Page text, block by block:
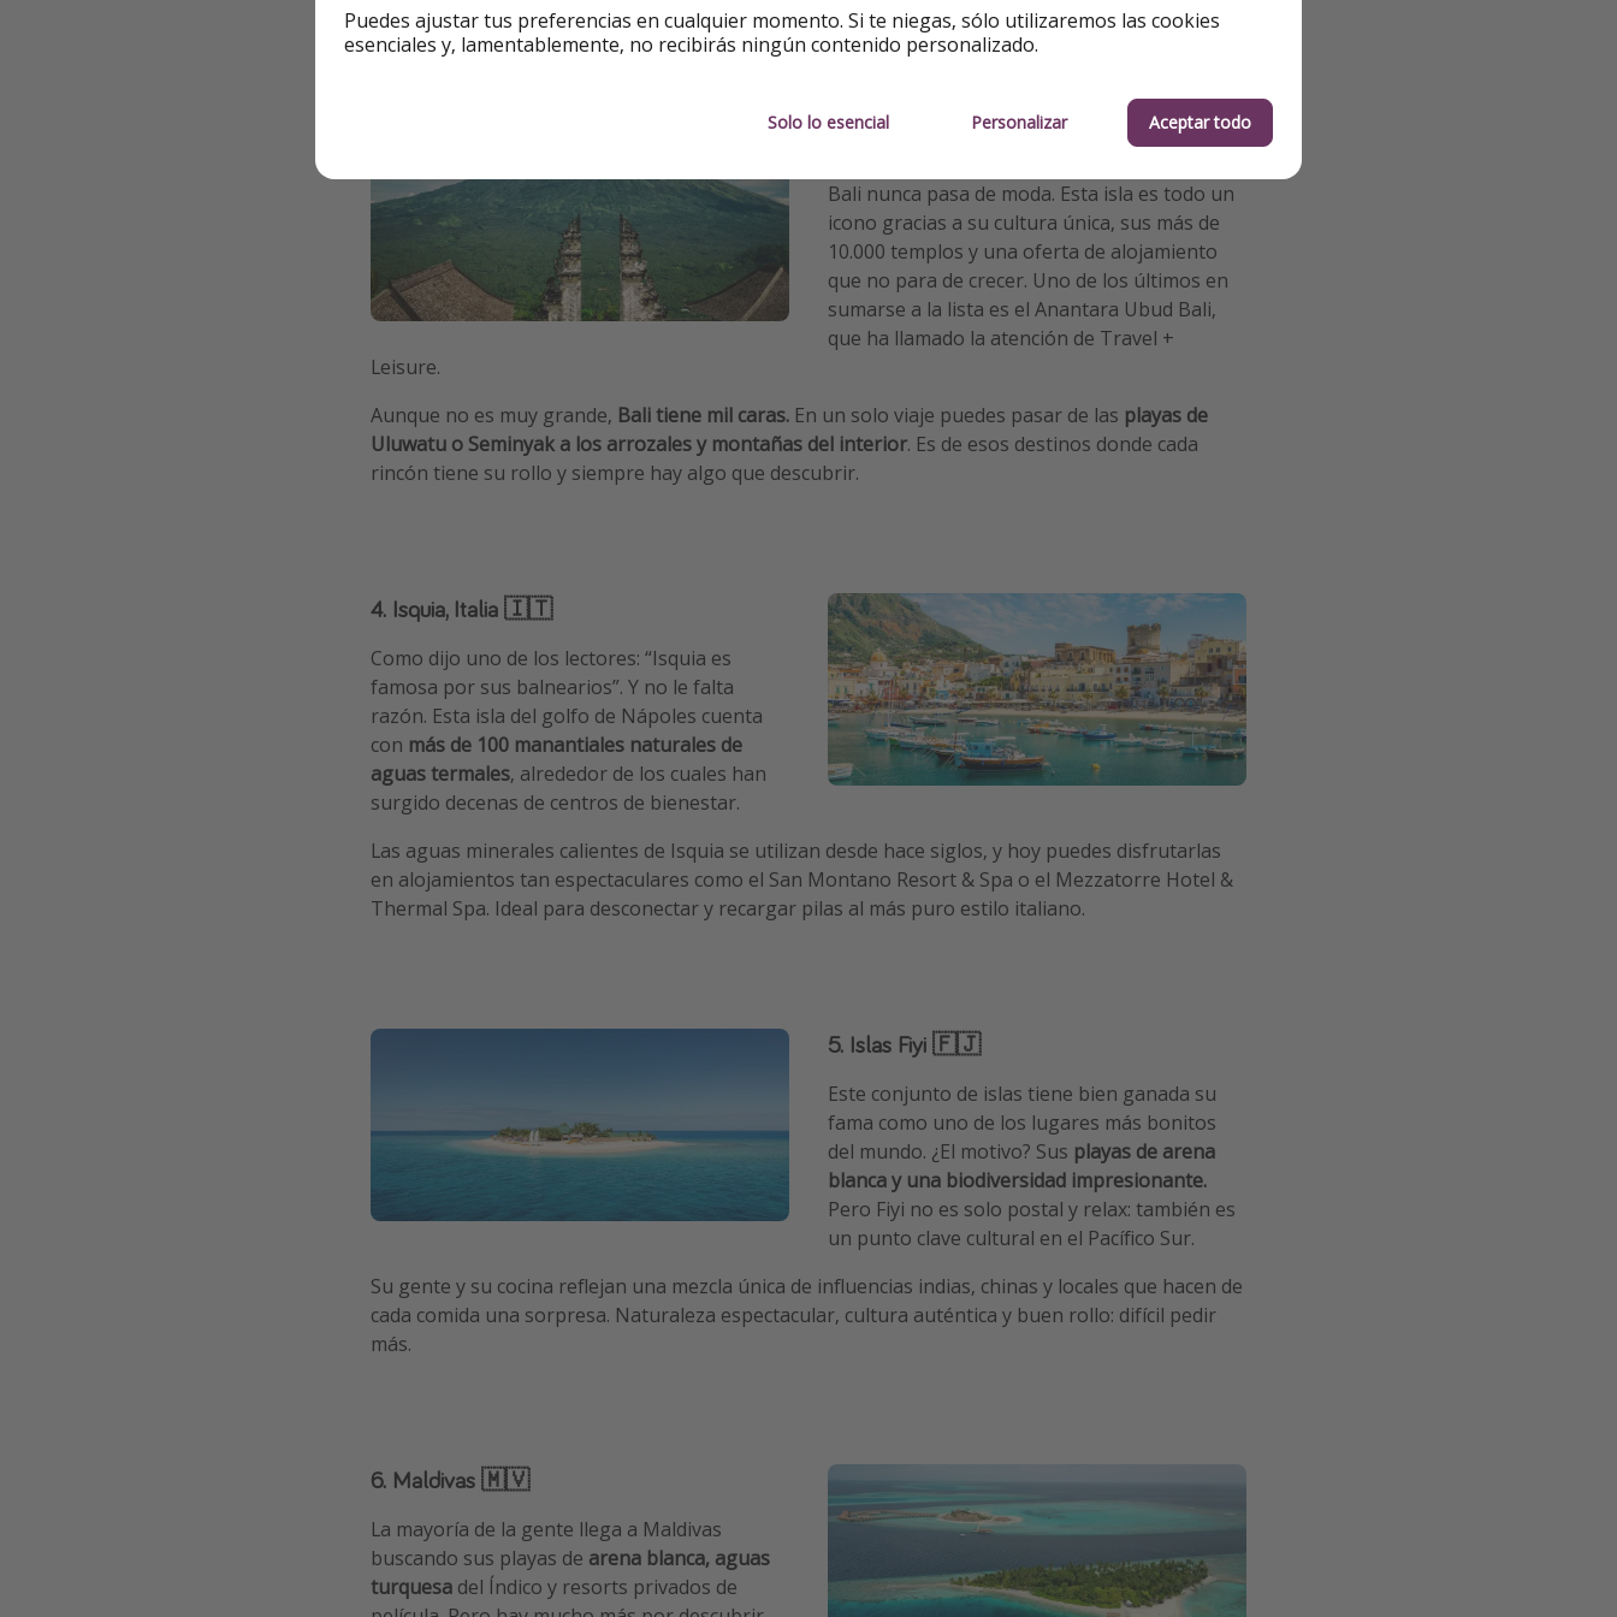
paisajes que parecen de otro planeta… ¡una pasada para los más aventureros!
Bali nunca pasa de moda. Esta isla es todo un
icono gracias a su cultura única, sus más de
10.000 templos y una oferta de alojamiento
que no para de crecer. Uno de los últimos en
sumarse a la lista es el Anantara Ubud Bali,
que ha llamado la atención de Travel +
Leisure.
Aunque no es muy grande, Bali tiene mil caras. En un solo viaje puedes pasar de las playas de
Uluwatu o Seminyak a los arrozales y montañas del interior. Es de esos destinos donde cada
rincón tiene su rollo y siempre hay algo que descubrir.
4. Isquia, Italia 🇮🇹
Como dijo uno de los lectores: “Isquia es
famosa por sus balnearios”. Y no le falta
razón. Esta isla del golfo de Nápoles cuenta
con más de 100 manantiales naturales de
aguas termales, alrededor de los cuales han
surgido decenas de centros de bienestar.
Las aguas minerales calientes de Isquia se utilizan desde hace siglos, y hoy puedes disfrutarlas
en alojamientos tan espectaculares como el San Montano Resort & Spa o el Mezzatorre Hotel &
Thermal Spa. Ideal para desconectar y recargar pilas al más puro estilo italiano.
5. Islas Fiyi 🇫🇯
Este conjunto de islas tiene bien ganada su
fama como uno de los lugares más bonitos
del mundo. ¿El motivo? Sus playas de arena
blanca y una biodiversidad impresionante.
Pero Fiyi no es solo postal y relax: también es
un punto clave cultural en el Pacífico Sur.
Su gente y su cocina reflejan una mezcla única de influencias indias, chinas y locales que hacen de
cada comida una sorpresa. Naturaleza espectacular, cultura auténtica y buen rollo: difícil pedir
más.
6. Maldivas 🇲🇻
La mayoría de la gente llega a Maldivas
buscando sus playas de arena blanca, aguas
turquesa del Índico y resorts privados de
Puedes ajustar tus preferencias en cualquier momento. Si te niegas, sólo utilizaremos las cookies
esenciales y, lamentablemente, no recibirás ningún contenido personalizado.
Solo lo esencial Personalizar Aceptar todo